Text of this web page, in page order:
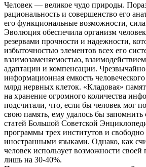
Человек — великое чудо природы.
рациональность и совершенство его
его функциональные возможности,
Эволюция обеспечила организм
резервами прочности и надежности,
избыточностью элементов всех его
взаимозаменяемостью,
адаптации и компенсации.
информационная емкость
млрд нервных клеток. «Кладовая»
на хранение огромного количества
подсчитали, что, если бы человек мог
свою память, ему удалось бы запомнить
статей Большой Советской
программы трех институтов и
иностранными языками. Однако, как
человек использует возможности
лишь на 30-40%.